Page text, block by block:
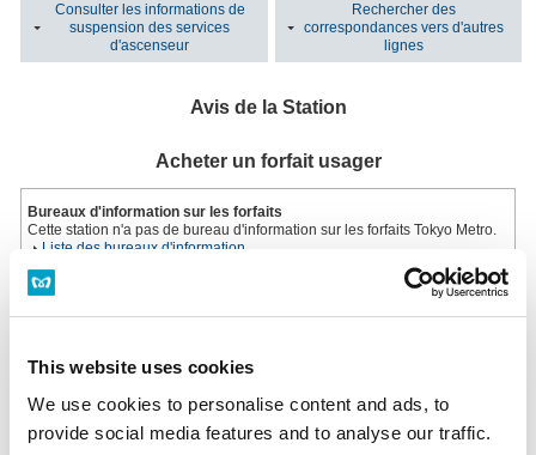
This website uses cookies
We use cookies to personalise content and ads, to
provide social media features and to analyse our traffic.
Consulter les informations de
suspension des services
d'ascenseur
Rechercher des
correspondances vers d'autres
lignes
Avis de la Station
Acheter un forfait usager
Bureaux d'information sur les forfaits
Cette station n'a pas de bureau d'information sur les forfaits Tokyo Metro.
Liste des bureaux d'information
Machine automatique multifonction
Machine automatique multifonction
Vous avez perdu un objet ?